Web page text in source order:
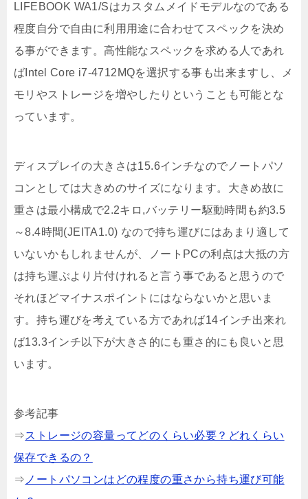
LIFEBOOK WA1/Sはカスタムメイドモデルなのである
程度自分で自由に利用用途に合わせてスペックを決め
る事ができます。高性能なスペックを求める人であれ
ばIntel Core i7-4712MQを選択する事も出来ますし、メ
モリやストレージを増やしたりということも可能とな
っています。
ディスプレイの大きさは15.6インチなのでノートパソ
コンとしては大きめのサイズになります。大きめ故に
重さは最小構成で2.2キロ,バッテリー駆動時間も約3.5
～8.4時間(JEITA1.0) なので持ち運びにはあまり適して
いないかもしれませんが、ノートPCの利点は大抵の方
は持ち運ぶより片付けれると言う事であると思うので
それほどマイナスポイントにはならないかと思いま
す。持ち運びを考えている方であれば14インチ出来れ
ば13.3インチ以下が大きさ的にも重さ的にも良いと思
います。
参考記事
⇒ストレージの容量ってどのくらい必要？どれくらい
保存できるの？
⇒ ノートパソコンはどの程度の重さから持ち運び可能